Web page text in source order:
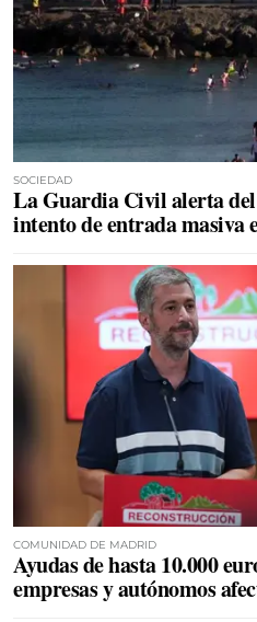
SOCIEDAD
La Guardia Civil alerta del
intento de entrada masiva
COMUNIDAD DE MADRID
Ayudas de hasta 10.000
empresas y autónomos